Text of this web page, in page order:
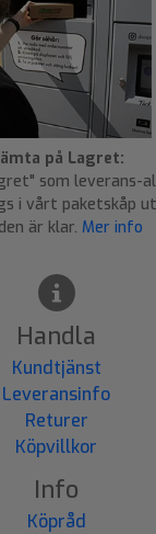
på Lagret:
som leverans-
i vårt paketskåp
är klar. Mer info
Handla
Kundtjänst
Leveransinfo
Returer
Köpvillkor
Info
Köpråd